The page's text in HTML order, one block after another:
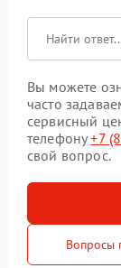
Вы можете
часто
сервисный
телефону+7
свой вопрос.
Вопросы